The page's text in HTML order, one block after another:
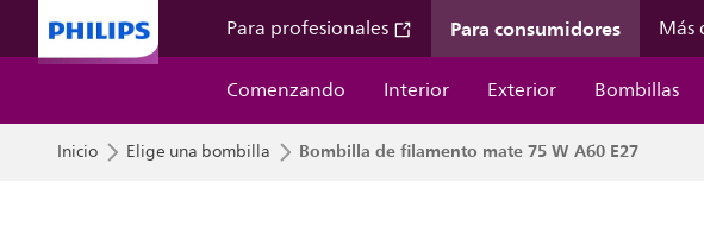
Para profesionales Para consumidores Más
Comenzando
Interior Exterior Bombillas
Inicio Elige una bombilla Bombilla de filamento mate 75 W A60 E27